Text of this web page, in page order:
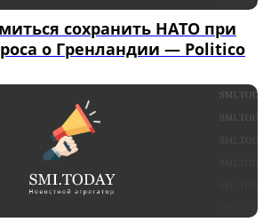
сохранить НАТО при
о Гренландии — Politico